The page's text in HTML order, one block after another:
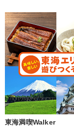
東海満喫Walker